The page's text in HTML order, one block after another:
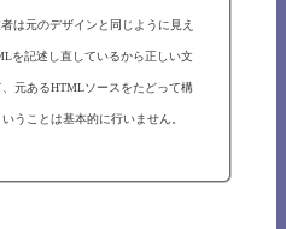
は元のデザインと同じように見え
を記述し直しているから正しい文
元あるHTMLソースをたどって構
うことは基本的に行いません。